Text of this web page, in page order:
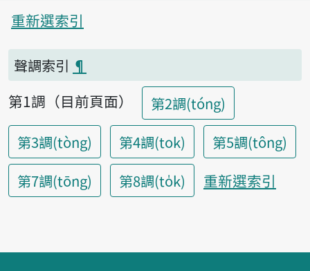
重新選索引
聲調索引 ¶
第1調（目前頁面）
第2調(tóng)
第3調(tòng)
第4調(tok)
第5調(tông)
第7調(tōng)
第8調(to̍k) 重新選索引